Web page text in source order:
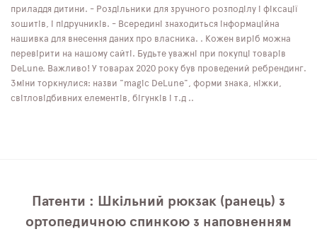
приладдя дитини. - Роздільники для зручного розподілу і фіксації
зошитів, і підручників. - Всередині знаходиться інформаційна
нашивка для внесення даних про власника. . Кожен виріб можна
перевірити на нашому сайті. Будьте уважні при покупці товарів
DeLune. Важливо! У товарах 2020 року був проведений ребрендинг.
Зміни торкнулися: назви "magic DeLune", форми знака, ніжки,
світловідбивних елементів, бігунків і т.д ..
Патенти : Шкільний рюкзак (ранець) з
ортопедичною спинкою з наповненням